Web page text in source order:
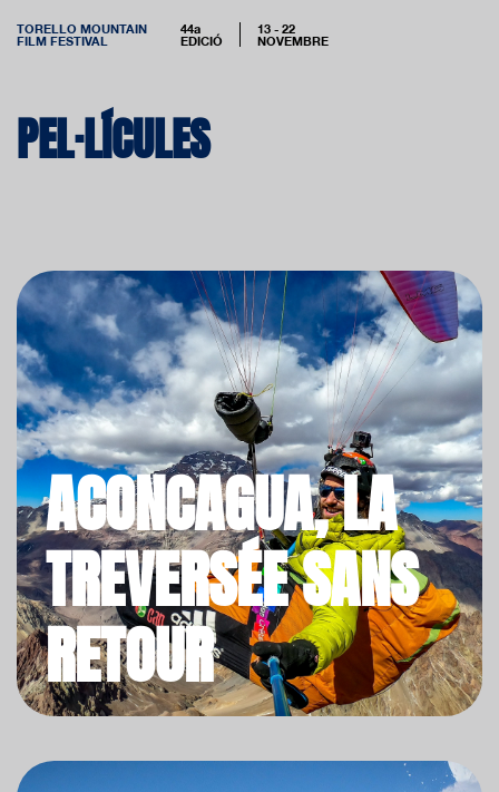
TORELLO MOUNTAIN
FILM FESTIVAL
44a
EDICIÓ
13 - 22
NOVEMBRE
PEL·LÍCULES
ACONCAGUA, LA
TREVERSÉE SANS
RETOUR